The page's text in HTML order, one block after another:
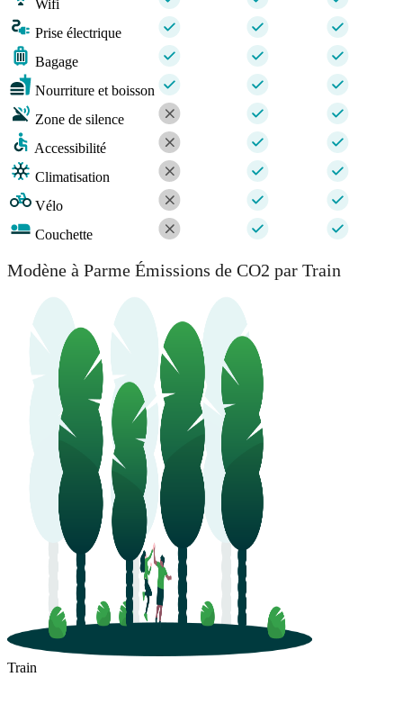
Wifi
Prise électrique
Bagage
Nourriture et boisson
Zone de silence
Accessibilité
Climatisation
Vélo
Couchette
Modène à Parme Émissions de CO2 par Train
Train